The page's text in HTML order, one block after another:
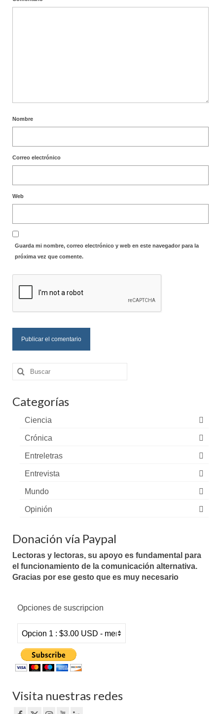
Nombre
Correo electrónico
Web
Guarda mi nombre, correo electrónico y web en este navegador para la
próxima vez que comente.
Buscar
por:
Categorías
Ciencia
Crónica
Entreletras
Entrevista
Mundo
Opinión
Donación vía Paypal
Lectoras y lectoras, su apoyo es fundamental para
el funcionamiento de la comunicación alternativa.
Gracias por ese gesto que es muy necesario
Opciones de suscripcion
Visita nuestras redes